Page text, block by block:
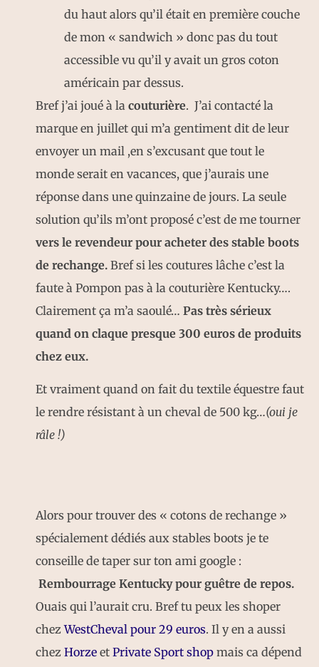
du haut alors qu’il était en première couche
de mon « sandwich » donc pas du tout
accessible vu qu’il y avait un gros coton
américain par dessus.
Bref j’ai joué à la couturière. J’ai contacté la
marque en juillet qui m’a gentiment dit de leur
envoyer un mail ,en s’excusant que tout le
monde serait en vacances, que j’aurais une
réponse dans une quinzaine de jours. La seule
solution qu’ils m’ont proposé c’est de me tourner
vers le revendeur pour acheter des stable boots
de rechange. Bref si les coutures lâche c’est la
faute à Pompon pas à la couturière Kentucky….
Clairement ça m’a saoulé… Pas très sérieux
quand on claque presque 300 euros de produits
chez eux.
Et vraiment quand on fait du textile équestre faut
le rendre résistant à un cheval de 500 kg…(oui je
râle !)
Alors pour trouver des « cotons de rechange »
spécialement dédiés aux stables boots je te
conseille de taper sur ton ami google :
Rembourrage Kentucky pour guêtre de repos.
Ouais qui l’aurait cru. Bref tu peux les shoper
chezWestCheval pour 29 euros. Il y en a aussi
chez Horze et Private Sport shop mais ca dépend